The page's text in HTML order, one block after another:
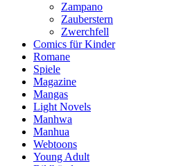
Zampano
Zauberstern
Zwerchfell
Comics für Kinder
Romane
Spiele
Magazine
Mangas
Light Novels
Manhwa
Manhua
Webtoons
Young Adult